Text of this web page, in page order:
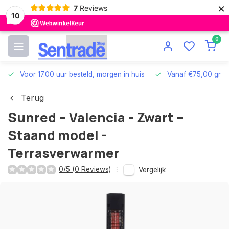
10
7 Reviews ×
0
Voor 17.00 uur besteld, morgen in huis Vanaf €75,00
Terug
Sunred – Valencia - Zwart –
Staand model -
Terrasverwarmer
0/5 (0 Reviews) Vergelijk